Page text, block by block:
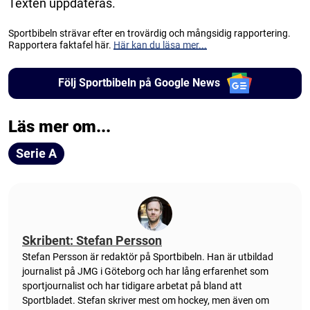
Sportbibeln strävar efter en trovärdig och mångsidig rapportering.
Rapportera faktafel här. Här kan du läsa mer...
Följ Sportbibeln på Google News
Läs mer om...
Serie A
Skribent: Stefan Persson
Stefan Persson är redaktör på Sportbibeln. Han är utbildad
journalist på JMG i Göteborg och har lång erfarenhet som
sportjournalist och har tidigare arbetat på bland att
Sportbladet. Stefan skriver mest om hockey, men även om